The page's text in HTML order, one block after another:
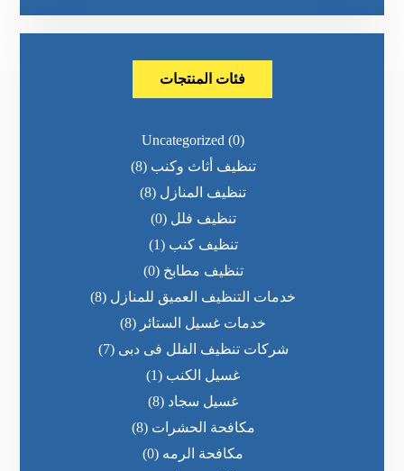
فئات المنتجات
Uncategorized (0)
تنظيف أثاث وكنب (8)
تنظيف المنازل (8)
تنظيف فلل (0)
تنظيف كنب (1)
تنظيف مطابخ (0)
خدمات التنظيف العميق للمنازل (8)
خدمات غسيل الستائر (8)
شركات تنظيف الفلل فى دبى (7)
غسيل الكنب (1)
غسيل سجاد (8)
مكافحة الحشرات (8)
مكافحة الرمه (0)